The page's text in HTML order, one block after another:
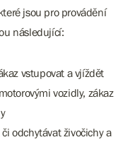
jsou pro provádění
následující:
vstupovat a vjíždět
vozidly, zákaz
odchytávat živočichy a